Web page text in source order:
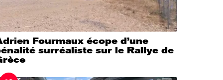
Fourmaux écope d’une
surréaliste sur le Rallye de